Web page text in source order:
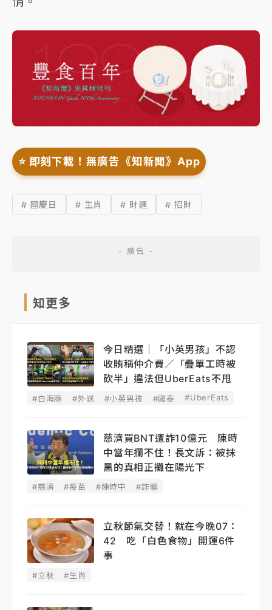
⭐️ 即刻下載！無廣告《知新聞》App
# 國慶日 # 生肖 # 財運 # 招財
知更多
今日精選｜「小英男孩」不認
收賄稱仲介費／「疊單工時被
砍半」違法但UberEats不甩
#白海豚 #外送 #小英男孩 #國泰 #UberEats
慈濟買BNT遭詐10億元 陳時
中當年攔不住！長文訴：被抹
黑的真相正攤在陽光下
#慈濟 #疫苗 #陳時中 #詐騙
立秋節氣交替！就在今晚07：
42 吃「白色食物」開運6件
事
#立秋 #生肖